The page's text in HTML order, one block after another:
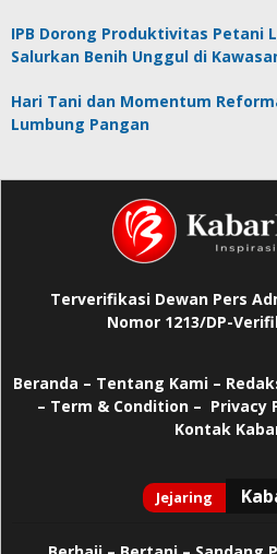
IPB Dorong Produktivitas Petani
Salurkan Benih Unggul di
Hari Tani dan Momentum
Lumbung Pangan
Terverifikasi Dewan Pers
Nomor 1213/DP-
Beranda – Tentang Kami –
– Term & Condition – Privacy
Kontak